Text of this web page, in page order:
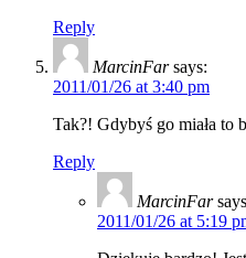
Reply
MarcinFar says:
2011/01/26 at 3:40 pm
Tak?! Gdybyś go miała to
Reply
MarcinFar
2011/01/26 at 5:19